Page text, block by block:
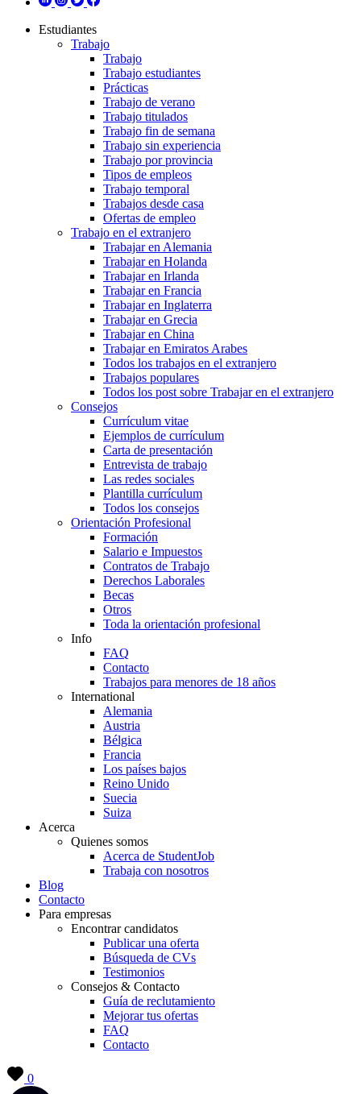
Estudiantes
Trabajo
Trabajo
Trabajo estudiantes
Prácticas
Trabajo de verano
Trabajo titulados
Trabajo fin de semana
Trabajo sin experiencia
Trabajo por provincia
Tipos de empleos
Trabajo temporal
Trabajos desde casa
Ofertas de empleo
Trabajo en el extranjero
Trabajar en Alemania
Trabajar en Holanda
Trabajar en Irlanda
Trabajar en Francia
Trabajar en Inglaterra
Trabajar en Grecia
Trabajar en China
Trabajar en Emiratos Arabes
Todos los trabajos en el extranjero
Trabajos populares
Todos los post sobre Trabajar en el extranjero
Consejos
Currículum vitae
Ejemplos de currículum
Carta de presentación
Entrevista de trabajo
Las redes sociales
Plantilla currículum
Todos los consejos
Orientación Profesional
Formación
Salario e Impuestos
Contratos de Trabajo
Derechos Laborales
Becas
Otros
Toda la orientación profesional
Info
FAQ
Contacto
Trabajos para menores de 18 años
International
Alemania
Austria
Bélgica
Francia
Los países bajos
Reino Unido
Suecia
Suiza
Acerca
Quienes somos
Acerca de StudentJob
Trabaja con nosotros
Blog
Contacto
Para empresas
Encontrar candidatos
Publicar una oferta
Búsqueda de CVs
Testimonios
Consejos & Contacto
Guía de reclutamiento
Mejorar tus ofertas
FAQ
Contacto
0